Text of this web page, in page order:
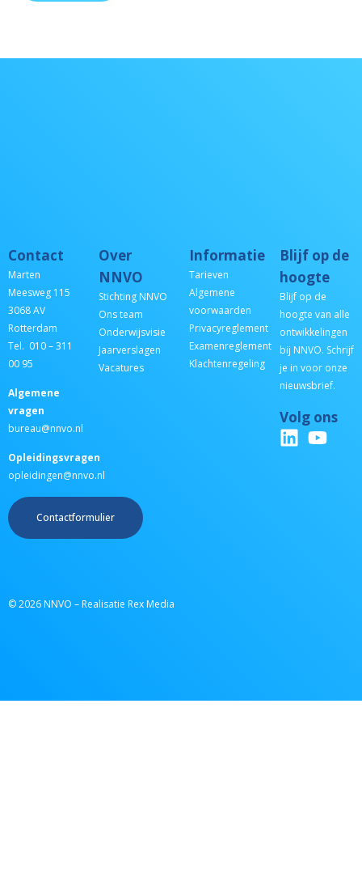
Contact
Marten
Meesweg 115
3068 AV
Rotterdam
Tel. 010 – 311
00 95
Algemene
vragen
bureau@nnvo.nl
Opleidingsvragen
opleidingen@nnvo.nl
Contactformulier
Over
NNVO
Stichting NNVO
Ons team
Onderwijsvisie
Jaarverslagen
Vacatures
Informatie
Tarieven
Algemene
voorwaarden
Privacyreglement
Examenreglement
Klachtenregeling
Blijf op de
hoogte
Blijf op de
hoogte van alle
ontwikkelingen
bij NNVO. Schrijf
je in voor onze
nieuwsbrief.
Volg ons
© 2026 NNVO – Realisatie Rex Media